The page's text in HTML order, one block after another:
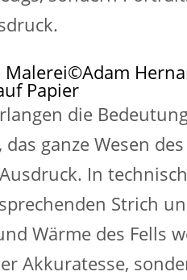
Papier
die
ganze Wesen
In
Strich
Wärme des Fells
Akkuratesse,